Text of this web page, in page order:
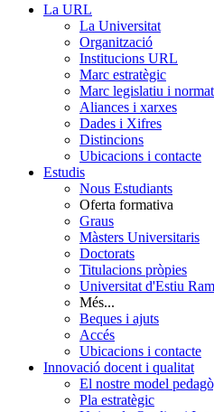
La URL
La Universitat
Organització
Institucions URL
Marc estratègic
Marc legislatiu i
Aliances i xarxes
Dades i Xifres
Distincions
Ubicacions i contacte
Estudis
Nous Estudiants
Oferta formativa
Graus
Màsters Universitaris
Doctorats
Titulacions pròpies
Universitat d'Estiu
Més...
Beques i ajuts
Accés
Ubicacions i contacte
Innovació docent i qualitat
El nostre model
Pla estratègic